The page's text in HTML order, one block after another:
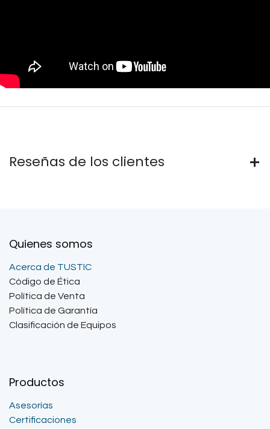
Reseñas de los clientes
Quienes somos
Acerca de TUSTIC
Código de Ética
Política de Venta
Política de Garantía
Clasificación de Equipos
Productos
Asesorías
Certificaciones